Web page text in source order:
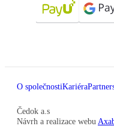
O společnostiKariéra
Čedok a.s
Návrh a realizace webu